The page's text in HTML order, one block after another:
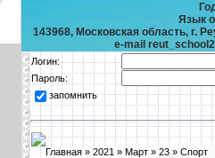
Язык
143968, Московская область, г.
e-mail
Логин:
Пароль:
запомнить
Главная » 2021 » Март » 23 » Спорт